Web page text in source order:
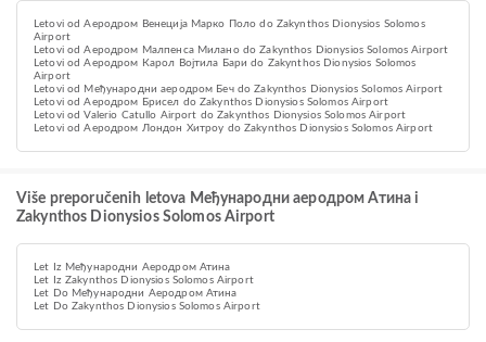
Letovi od Aеродром Венеција Марко Поло do Zakynthos Dionysios Solomos
Airport
Letovi od Аеродром Малпенса Милано do Zakynthos Dionysios Solomos Airport
Letovi od Аеродром Карол Војтила Бари do Zakynthos Dionysios Solomos
Airport
Letovi od Међународни аеродром Беч do Zakynthos Dionysios Solomos Airport
Letovi od Аеродром Брисел do Zakynthos Dionysios Solomos Airport
Letovi od Valerio Catullo Airport do Zakynthos Dionysios Solomos Airport
Letovi od Аеродром Лондон Хитроу do Zakynthos Dionysios Solomos Airport
Više preporučenih letova Међународни аеродром Атина i
Zakynthos Dionysios Solomos Airport
Let Iz Међународни Аеродром Атина
Let Iz Zakynthos Dionysios Solomos Airport
Let Do Међународни Аеродром Атина
Let Do Zakynthos Dionysios Solomos Airport